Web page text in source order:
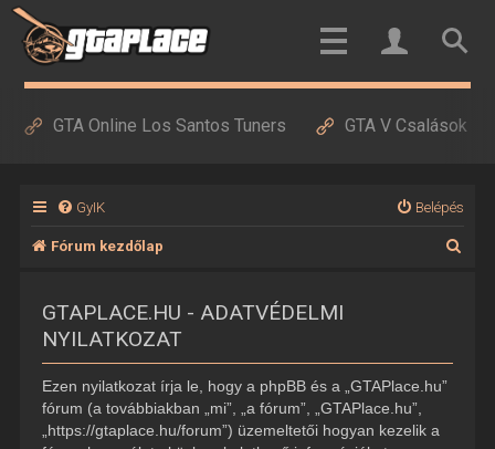
GTA Online Los Santos Tuners GTA V Csalások
GyIK Belépés
Fórum kezdőlap
GTAPLACE.HU - ADATVÉDELMI
NYILATKOZAT
Ezen nyilatkozat írja le, hogy a phpBB és a „GTAPlace.hu”
fórum (a továbbiakban „mi”, „a fórum”, „GTAPlace.hu”,
„https://gtaplace.hu/forum”) üzemeltetői hogyan kezelik a